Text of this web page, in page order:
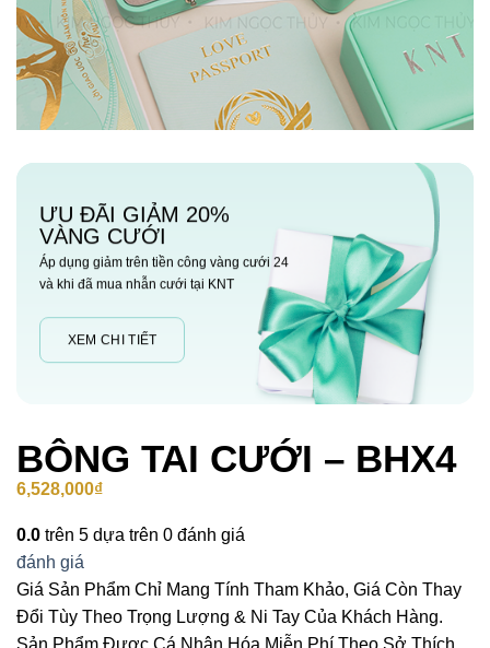
ƯU ĐÃI GIẢM 20%
VÀNG CƯỚI
Áp dụng giảm trên tiền công vàng cưới 24
và khi đã mua nhẫn cưới tại KNT
XEM CHI TIẾT
BÔNG TAI CƯỚI – BHX4
6,528,000₫
0.0 trên 5 dựa trên 0 đánh giá
đánh giá
Giá Sản Phẩm Chỉ Mang Tính Tham Khảo, Giá Còn Thay
Đổi Tùy Theo Trọng Lượng & Ni Tay Của Khách Hàng.
Sản Phẩm Được Cá Nhân Hóa Miễn Phí Theo Sở Thích